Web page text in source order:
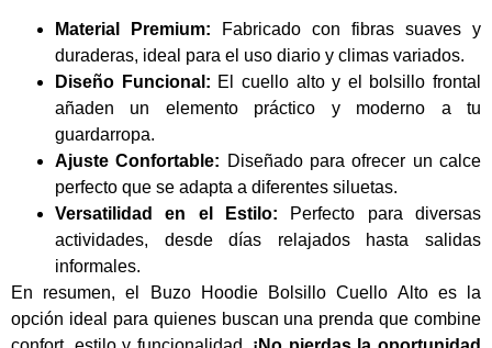
Material Premium: Fabricado con fibras suaves y
duraderas, ideal para el uso diario y climas variados.
Diseño Funcional: El cuello alto y el bolsillo frontal
añaden un elemento práctico y moderno a tu
guardarropa.
Ajuste Confortable: Diseñado para ofrecer un calce
perfecto que se adapta a diferentes siluetas.
Versatilidad en el Estilo: Perfecto para diversas
actividades, desde días relajados hasta salidas
informales.
En resumen, el Buzo Hoodie Bolsillo Cuello Alto es la
opción ideal para quienes buscan una prenda que combine